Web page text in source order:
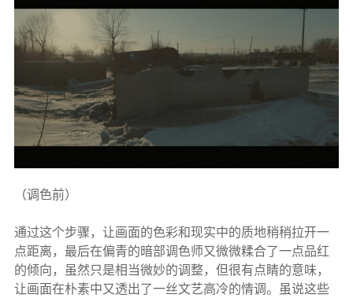
（调色前）
通过这个步骤，让画面的色彩和现实中的质地稍稍拉开一
点距离，最后在偏青的暗部调色师又微微糅合了一点品红
的倾向，虽然只是相当微妙的调整，但很有点睛的意味，
让画面在朴素中又透出了一丝文艺高冷的情调。虽说这些